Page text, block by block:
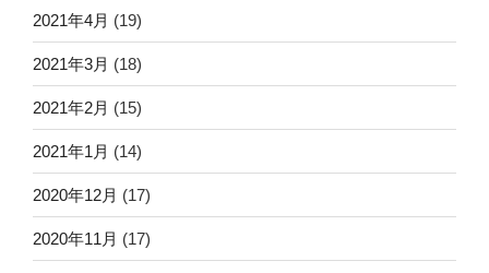
2021年4月 (19)
2021年3月 (18)
2021年2月 (15)
2021年1月 (14)
2020年12月 (17)
2020年11月 (17)